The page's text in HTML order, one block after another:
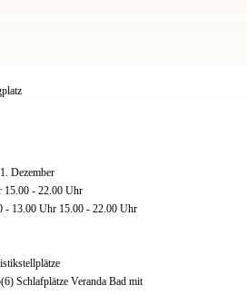
Dezember
15.00 - 22.00 Uhr
- 13.00 Uhr 15.00 - 22.00 Uhr
Schlafplätze Veranda Bad mit